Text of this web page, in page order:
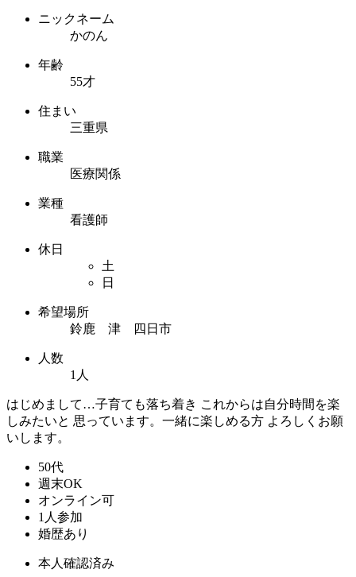
ニックネーム
かのん
年齢
55才
住まい
三重県
職業
医療関係
業種
看護師
休日
土
日
希望場所
鈴鹿 津 四日市
人数
1人
はじめまして…子育ても落ち着き これからは自分時間を楽
しみたいと 思っています。一緒に楽しめる方 よろしくお願
いします。
50代
週末OK
オンライン可
1人参加
婚歴あり
本人確認済み